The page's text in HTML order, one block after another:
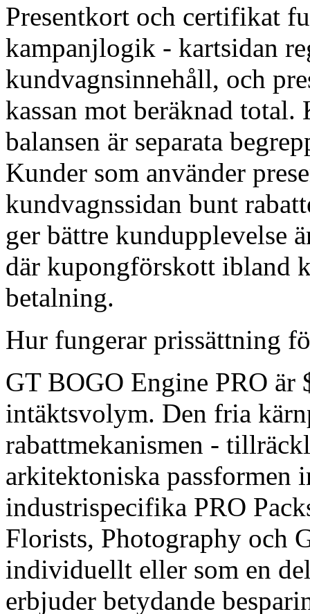
Presentkort och certifikat
kampanjlogik - kartsidan
kundvagnsinnehåll, och
kassan mot beräknad
balansen är separata
Kunder som använder
kundvagnssidan bunt
ger bättre kundupplevelse
där kupongförskott ibland
betalning.
Hur fungerar prissättning
GT BOGO Engine PRO är
intäktsvolym. Den fria
rabattmekanismen -
arkitektoniska passformen
industrispecifika PRO
Florists, Photography och
individuellt eller som en
erbjuder betydande